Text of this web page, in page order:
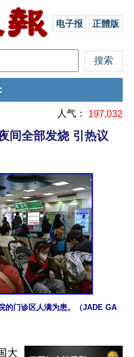
电子报 正體版
：
人气： 197,032
间全部发烧 引热议
的门诊区人满为患。（JADE GA
大